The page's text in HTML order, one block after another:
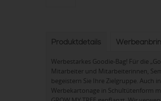
Produktdetails
Werbestarkes Goodie-Bag! Für die
Mitarbeiter und Mitarbeiterinnen,
begeistern Sie Ihre Zielgruppe. Auch
Werbekartonage in Schultütenform